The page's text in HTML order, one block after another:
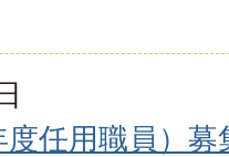
任用職員）募